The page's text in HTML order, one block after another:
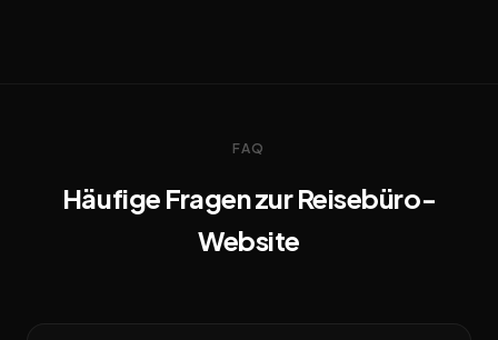
FAQ
Häufige Fragen zur Reisebüro-
Website